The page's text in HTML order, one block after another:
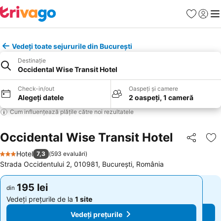
Favorite
Vedeți toate sejururile din București
Destinație
Occidental Wise Transit Hotel
Check-in/out
Alegeți datele
Oaspeți și camere
2 oaspeți, 1 cameră
Cum influențează plățile către noi rezultatele
Occidental Wise Transit Hotel Distribuiți
3 Stele
Hotel 7,3 (593 evaluări)
Strada Occidentului 2, 010981, București, România
din 195 lei
Vedeți prețurile de la 1 site
Vedeți prețurile
din 195 lei
Vedeți prețurile de la 1 site
Vedeți prețurile